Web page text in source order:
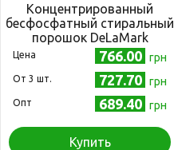
Концентрированный
бесфосфатный стиральный
порошок DeLaMark
Universal 3 кг
Цена 766.00 грн
Oт 3 шт. 727.70 грн
Опт 689.40 грн
Купить